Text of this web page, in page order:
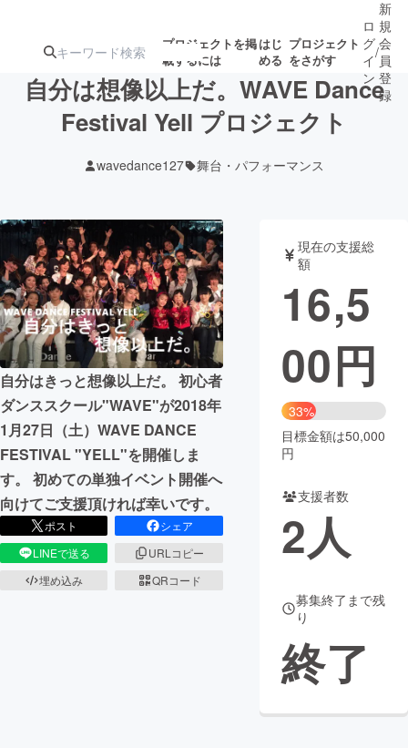
プロジェクトを掲
載するには
はじ
める
プロジェクト
をさがす
ターン
注目の新着プロ
ジェクト
ロジェクト
アート・写真 音楽
テクノロジー・ガジェット ゲーム・
映像・映画 書籍・雑誌
ビジネス・起業 チャレンジ
まちづくり・地域活性化
CAMPFIRE for Social Good
CAMPFIRE Creation
CAMPFIREふるさと納税
コミュニティ
ロ
グ
イ
ン
/
新
規
会
員
登
録
自分は想像以上だ。WAVE Dance
Festival Yell プロジェクト
wavedance127 舞台・パフォーマンス
自分はきっと想像以上だ。 初心者
ダンススクール"WAVE"が2018年
1月27日（土）WAVE DANCE
FESTIVAL "YELL"を開催しま
す。 初めての単独イベント開催へ
向けてご支援頂ければ幸いです。
ポスト
シェア
LINEで送る
URLコピー
埋め込み
QRコード
現在の支援総
額
16,5
00円
33%
目標金額は50,000
円
支援者数
2人
募集終了まで残
り
終了